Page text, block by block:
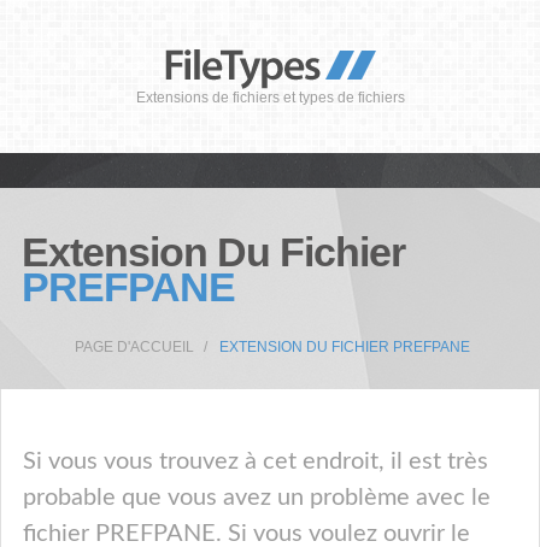
Extensions de fichiers et types de fichiers
Extension Du Fichier
PREFPANE
PAGE D'ACCUEIL EXTENSION DU FICHIER PREFPANE
Si vous vous trouvez à cet endroit, il est très
probable que vous avez un problème avec le
fichier PREFPANE. Si vous voulez ouvrir le